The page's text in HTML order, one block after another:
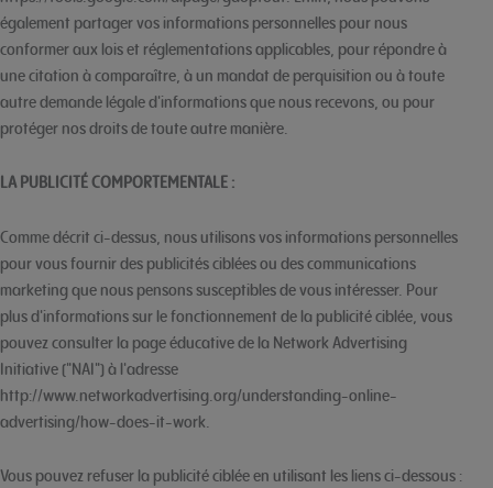
également partager vos informations personnelles pour nous
conformer aux lois et réglementations applicables, pour répondre à
une citation à comparaître, à un mandat de perquisition ou à toute
autre demande légale d'informations que nous recevons, ou pour
protéger nos droits de toute autre manière.
LA PUBLICITÉ COMPORTEMENTALE :
Comme décrit ci-dessus, nous utilisons vos informations personnelles
pour vous fournir des publicités ciblées ou des communications
marketing que nous pensons susceptibles de vous intéresser. Pour
plus d'informations sur le fonctionnement de la publicité ciblée, vous
pouvez consulter la page éducative de la Network Advertising
Initiative ("NAI") à l'adresse
http://www.networkadvertising.org/understanding-online-
advertising/how-does-it-work.
Vous pouvez refuser la publicité ciblée en utilisant les liens ci-dessous :